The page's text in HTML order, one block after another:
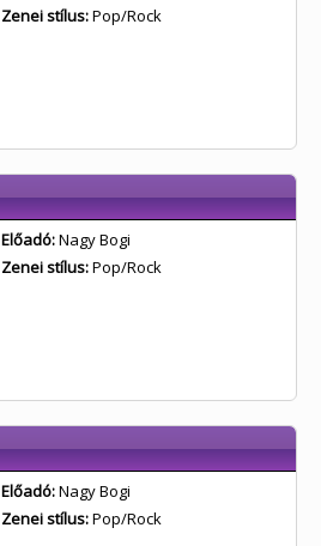
Zenei stílus:Pop/Rock
Előadó:Nagy Bogi
Zenei stílus:Pop/Rock
Előadó:Nagy Bogi
Zenei stílus:Pop/Rock